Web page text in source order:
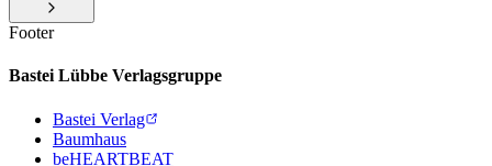
Footer
Bastei Lübbe Verlagsgruppe
Bastei Verlag
Baumhaus
beHEARTBEAT